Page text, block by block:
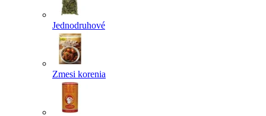
Jednodruhové
Zmesi korenia